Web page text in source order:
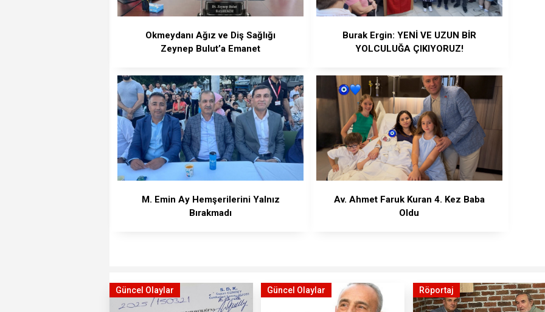
Okmeydanı Ağız ve Diş Sağlığı
Zeynep Bulut’a Emanet
Burak Ergin: YENİ VE UZUN BİR
YOLCULUĞA ÇIKIYORUZ!
M. Emin Ay Hemşerilerini Yalnız
Bırakmadı
Av. Ahmet Faruk Kuran 4. Kez Baba
Oldu
Güncel Olaylar Güncel Olaylar Röportaj